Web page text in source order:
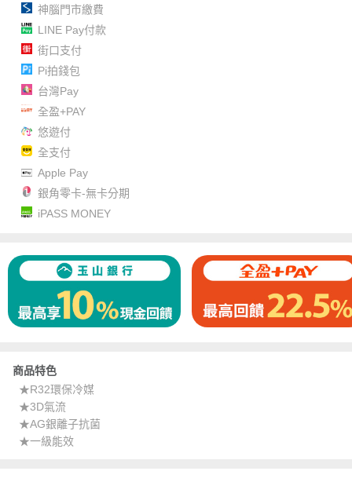
神腦門市繳費
LINE Pay付款
街口支付
Pi拍錢包
台灣Pay
全盈+PAY
悠遊付
全支付
Apple Pay
銀角零卡-無卡分期
iPASS MONEY
商品特色
★R32環保冷媒
★3D氣流
★AG銀離子抗菌
★一級能效